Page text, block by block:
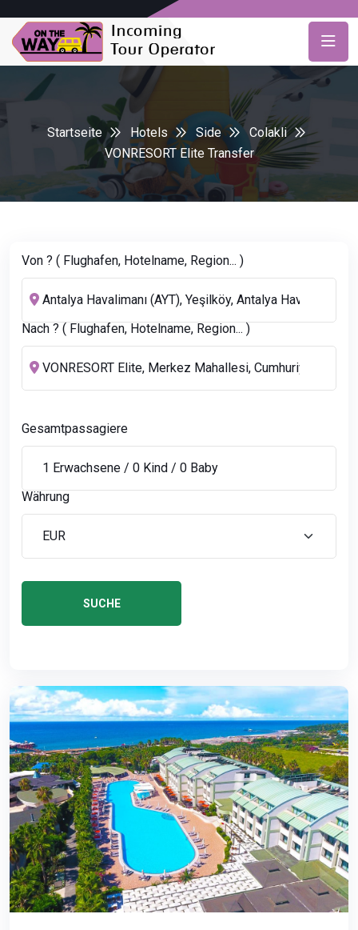
Startseite Hotels Side
Colakli
VONRESORT Elite Transfer
Von ? ( Flughafen, Hotelname, Region... )
Nach ? ( Flughafen, Hotelname, Region... )
Gesamtpassagiere
Währung
SUCHE